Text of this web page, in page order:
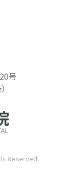
号
Reserved.